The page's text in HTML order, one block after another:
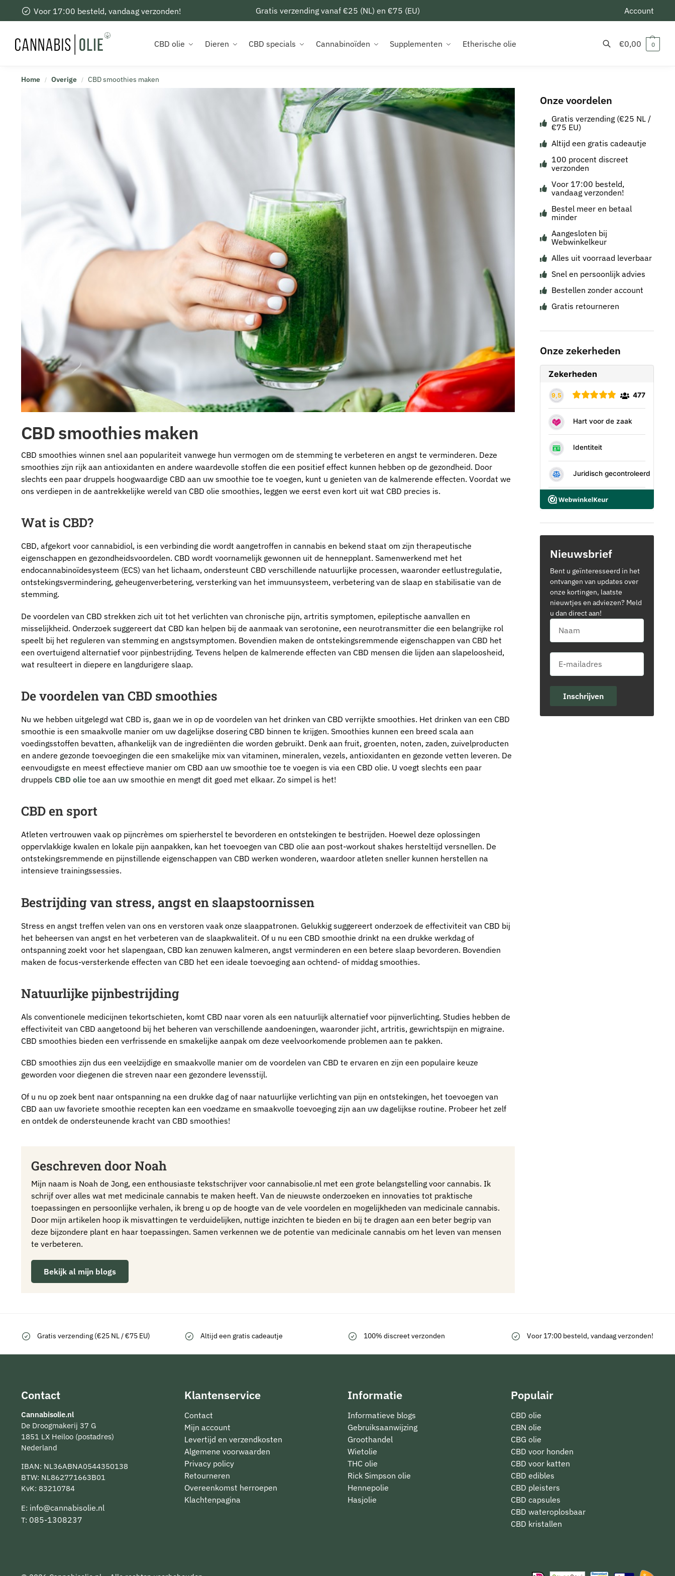
Voor 17:00 besteld, vandaag verzonden! Gratis verzending vanaf €25 (NL) en €75 (EU) Account
CBD olie Dieren CBD specials Cannabinoïden Supplementen Etherische olie
Recent toegevoegd
€0,00 0
Home / Overige / CBD smoothies maken
CBD smoothies maken
CBD smoothies winnen snel aan populariteit vanwege hun vermogen om de stemming te verbeteren en angst te verminderen. Deze
smoothies zijn rijk aan antioxidanten en andere waardevolle stoffen die een positief effect kunnen hebben op de gezondheid. Door
slechts een paar druppels hoogwaardige CBD aan uw smoothie toe te voegen, kunt u genieten van de kalmerende effecten. Voordat we
ons verdiepen in de aantrekkelijke wereld van CBD olie smoothies, leggen we eerst even kort uit wat CBD precies is.
Wat is CBD?
CBD, afgekort voor cannabidiol, is een verbinding die wordt aangetroffen in cannabis en bekend staat om zijn therapeutische
eigenschappen en gezondheidsvoordelen. CBD wordt voornamelijk gewonnen uit de hennepplant. Samenwerkend met het
endocannabinoïdesysteem (ECS) van het lichaam, ondersteunt CBD verschillende natuurlijke processen, waaronder eetlustregulatie,
ontstekingsvermindering, geheugenverbetering, versterking van het immuunsysteem, verbetering van de slaap en stabilisatie van de
stemming.
De voordelen van CBD strekken zich uit tot het verlichten van chronische pijn, artritis symptomen, epileptische aanvallen en
misselijkheid. Onderzoek suggereert dat CBD kan helpen bij de aanmaak van serotonine, een neurotransmitter die een belangrijke rol
speelt bij het reguleren van stemming en angstsymptomen. Bovendien maken de ontstekingsremmende eigenschappen van CBD het
een overtuigend alternatief voor pijnbestrijding. Tevens helpen de kalmerende effecten van CBD mensen die lijden aan slapeloosheid,
wat resulteert in diepere en langdurigere slaap.
De voordelen van CBD smoothies
Nu we hebben uitgelegd wat CBD is, gaan we in op de voordelen van het drinken van CBD verrijkte smoothies. Het drinken van een CBD
smoothie is een smaakvolle manier om uw dagelijkse dosering CBD binnen te krijgen. Smoothies kunnen een breed scala aan
voedingsstoffen bevatten, afhankelijk van de ingrediënten die worden gebruikt. Denk aan fruit, groenten, noten, zaden, zuivelproducten
en andere gezonde toevoegingen die een smakelijke mix van vitaminen, mineralen, vezels, antioxidanten en gezonde vetten leveren. De
eenvoudigste en meest effectieve manier om CBD aan uw smoothie toe te voegen is via een CBD olie. U voegt slechts een paar
druppels CBD olietoe aan uw smoothie en mengt dit goed met elkaar. Zo simpel is het!
CBD en sport
Atleten vertrouwen vaak op pijncrèmes om spierherstel te bevorderen en ontstekingen te bestrijden. Hoewel deze oplossingen
oppervlakkige kwalen en lokale pijn aanpakken, kan het toevoegen van CBD olie aan post-workout shakes hersteltijd versnellen. De
ontstekingsremmende en pijnstillende eigenschappen van CBD werken wonderen, waardoor atleten sneller kunnen herstellen na
intensieve trainingssessies.
Bestrijding van stress, angst en slaapstoornissen
Stress en angst treffen velen van ons en verstoren vaak onze slaappatronen. Gelukkig suggereert onderzoek de effectiviteit van CBD bij
het beheersen van angst en het verbeteren van de slaapkwaliteit. Of u nu een CBD smoothie drinkt na een drukke werkdag of
ontspanning zoekt voor het slapengaan, CBD kan zenuwen kalmeren, angst verminderen en een betere slaap bevorderen. Bovendien
maken de focus-versterkende effecten van CBD het een ideale toevoeging aan ochtend- of middag smoothies.
Natuurlijke pijnbestrijding
Als conventionele medicijnen tekortschieten, komt CBD naar voren als een natuurlijk alternatief voor pijnverlichting. Studies hebben de
effectiviteit van CBD aangetoond bij het beheren van verschillende aandoeningen, waaronder jicht, artritis, gewrichtspijn en migraine.
CBD smoothies bieden een verfrissende en smakelijke aanpak om deze veelvoorkomende problemen aan te pakken.
CBD smoothies zijn dus een veelzijdige en smaakvolle manier om de voordelen van CBD te ervaren en zijn een populaire keuze
geworden voor diegenen die streven naar een gezondere levensstijl.
Of u nu op zoek bent naar ontspanning na een drukke dag of naar natuurlijke verlichting van pijn en ontstekingen, het toevoegen van
CBD aan uw favoriete smoothie recepten kan een voedzame en smaakvolle toevoeging zijn aan uw dagelijkse routine. Probeer het zelf
en ontdek de ondersteunende kracht van CBD smoothies!
Geschreven door Noah
Mijn naam is Noah de Jong, een enthousiaste tekstschrijver voor cannabisolie.nl met een grote belangstelling voor cannabis. Ik
schrijf over alles wat met medicinale cannabis te maken heeft. Van de nieuwste onderzoeken en innovaties tot praktische
toepassingen en persoonlijke verhalen, ik breng u op de hoogte van de vele voordelen en mogelijkheden van medicinale cannabis.
Door mijn artikelen hoop ik misvattingen te verduidelijken, nuttige inzichten te bieden en bij te dragen aan een beter begrip van
deze bijzondere plant en haar toepassingen. Samen verkennen we de potentie van medicinale cannabis om het leven van mensen
te verbeteren.
Bekijk al mijn blogs
Onze voordelen
Gratis verzending (€25 NL /
€75 EU)
Altijd een gratis cadeautje
100 procent discreet
verzonden
Voor 17:00 besteld,
vandaag verzonden!
Bestel meer en betaal
minder
Aangesloten bij
Webwinkelkeur
Alles uit voorraad leverbaar
Snel en persoonlijk advies
Bestellen zonder account
Gratis retourneren
Onze zekerheden
Nieuwsbrief
Bent u geïnteresseerd in het
ontvangen van updates over
onze kortingen, laatste
nieuwtjes en adviezen? Meld
u dan direct aan!
Inschrijven
Gratis verzending (€25 NL / €75 EU) Altijd een gratis cadeautje 100% discreet verzonden Voor 17:00 besteld, vandaag verzonden!
Contact
Cannabisolie.nl
De Droogmakerij 37 G
1851 LX Heiloo (postadres)
Nederland
IBAN: NL36ABNA0544350138
BTW: NL862771663B01
KvK: 83210784
E: info@cannabisolie.nl
T: 085-1308237
Klantenservice
Contact
Mijn account
Levertijd en verzendkosten
Algemene voorwaarden
Privacy policy
Retourneren
Overeenkomst herroepen
Klachtenpagina
Informatie
Informatieve blogs
Gebruiksaanwijzing
Groothandel
Wietolie
THC olie
Rick Simpson olie
Hennepolie
Hasjolie
Populair
CBD olie
CBN olie
CBG olie
CBD voor honden
CBD voor katten
CBD edibles
CBD pleisters
CBD capsules
CBD wateroplosbaar
CBD kristallen